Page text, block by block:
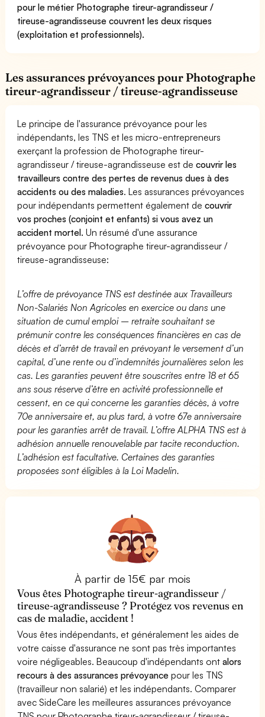
pour le métier Photographe tireur-agrandisseur /
tireuse-agrandisseuse couvrent les deux risques
(exploitation et professionnels).
Les assurances prévoyances pour Photographe
tireur-agrandisseur / tireuse-agrandisseuse
Le principe de l'assurance prévoyance pour les
indépendants, les TNS et les micro-entrepreneurs
exerçant la profession de Photographe tireur-
agrandisseur / tireuse-agrandisseuse est decouvrir les
travailleurs contre des pertes de revenus dues à des
accidents ou des maladies. Les assurances prévoyances
pour indépendants permettent également decouvrir
vos proches (conjoint et enfants) si vous avez un
accident mortel. Un résumé d'une assurance
prévoyance pour Photographe tireur-agrandisseur /
tireuse-agrandisseuse:
L’offre de prévoyance TNS est destinée aux Travailleurs
Non-Salariés Non Agricoles en exercice ou dans une
situation de cumul emploi – retraite souhaitant se
prémunir contre les conséquences financières en cas de
décès et d’arrêt de travail en prévoyant le versement d’un
capital, d’une rente ou d’indemnités journalières selon les
cas. Les garanties peuvent être souscrites entre 18 et 65
ans sous réserve d’être en activité professionnelle et
cessent, en ce qui concerne les garanties décès, à votre
70e anniversaire et, au plus tard, à votre 67e anniversaire
pour les garanties arrêt de travail. L’offre ALPHA TNS est à
adhésion annuelle renouvelable par tacite reconduction.
L’adhésion est facultative. Certaines des garanties
proposées sont éligibles à la Loi Madelin.
À partir de 15€ par mois
Vous êtes Photographe tireur-agrandisseur /
tireuse-agrandisseuse ? Protégez vos revenus en
cas de maladie, accident !
Vous êtes indépendants, et généralement les aides de
votre caisse d'assurance ne sont pas très importantes
voire négligeables. Beaucoup d'indépendants ontalors
recours à des assurances prévoyance pour les TNS
(travailleur non salarié) et les indépendants. Comparer
avec SideCare les meilleures assurances prévoyance